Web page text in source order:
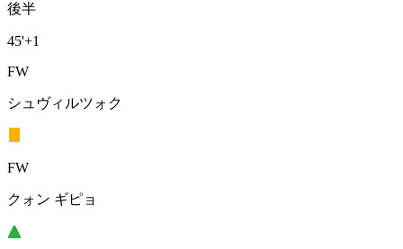
後半
45'+1
FW
シュヴィルツォク
FW
クォン ギピョ